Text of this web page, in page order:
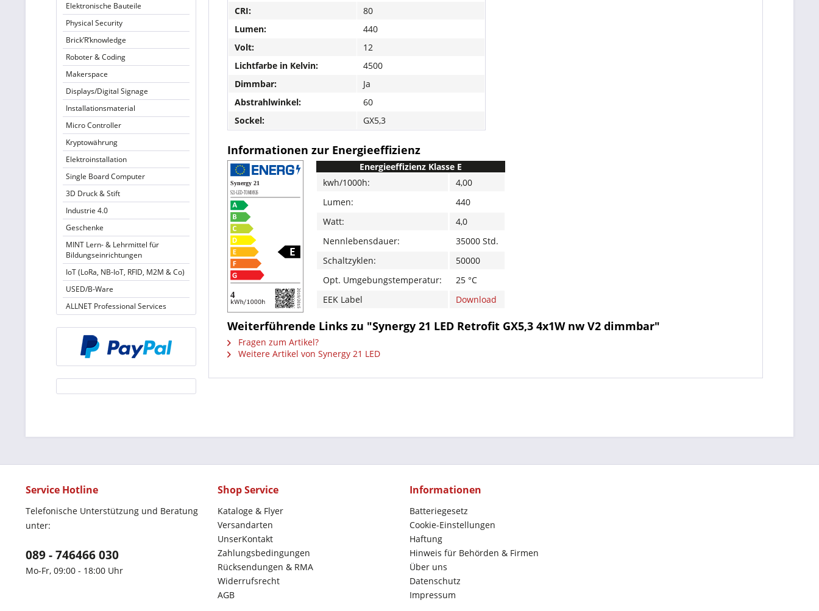
Elektronische Bauteile
Physical Security
Brick’R’knowledge
Roboter & Coding
Makerspace
Displays/Digital Signage
Installationsmaterial
Micro Controller
Kryptowährung
Elektroinstallation
Single Board Computer
3D Druck & Stift
Industrie 4.0
Geschenke
MINT Lern- & Lehrmittel für
Bildungseinrichtungen
IoT (LoRa, NB-IoT, RFID, M2M & Co)
USED/B-Ware
ALLNET Professional Services
CRI:
80
Lumen:
440
Volt:
12
Lichtfarbe in Kelvin:
4500
Dimmbar:
Ja
Abstrahlwinkel:
60
Sockel:
GX5,3
Informationen zur Energieeffizienz
Energieeffizienz Klasse E
kwh/1000h:
4,00
Lumen:
440
Watt:
4,0
Nennlebensdauer:
35000 Std.
Schaltzyklen:
50000
Opt. Umgebungstemperatur:
25 °C
EEK Label
Download
Weiterführende Links zu "Synergy 21 LED Retrofit GX5,3 4x1W nw V2 dimmbar"
Fragen zum Artikel?
Weitere Artikel von Synergy 21 LED
Service Hotline
Telefonische Unterstützung und Beratung
unter:
089 - 746466 030
Mo-Fr, 09:00 - 18:00 Uhr
Shop Service
Kataloge & Flyer
Versandarten
UnserKontakt
Zahlungsbedingungen
Rücksendungen & RMA
Widerrufsrecht
AGB
Informationen
Batteriegesetz
Cookie-Einstellungen
Haftung
Hinweis für Behörden & Firmen
Über uns
Datenschutz
Impressum